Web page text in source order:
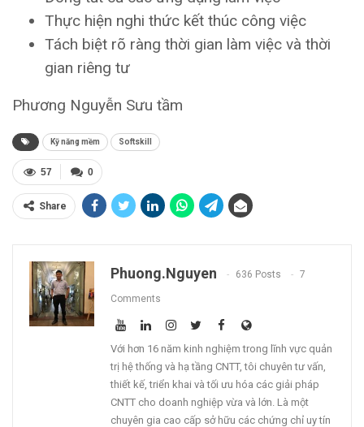
Thực hiện nghi thức kết thúc công việc
Tách biệt rõ ràng thời gian làm việc và thời
gian riêng tư
Phương Nguyễn Sưu tầm
Kỹ năng mềm Softskill
0
57
Share
Phuong.nguyen 636 Posts 7
Comments
Với hơn 16 năm kinh nghiệm trong lĩnh vực quản
trị hệ thống và hạ tầng CNTT, tôi chuyên tư vấn,
thiết kế, triển khai và tối ưu hóa các giải pháp
CNTT cho doanh nghiệp vừa và lớn. Là một
chuyên gia cao cấp sở hữu các chứng chỉ uy tín